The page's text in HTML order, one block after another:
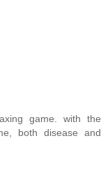
game. with the
both disease and